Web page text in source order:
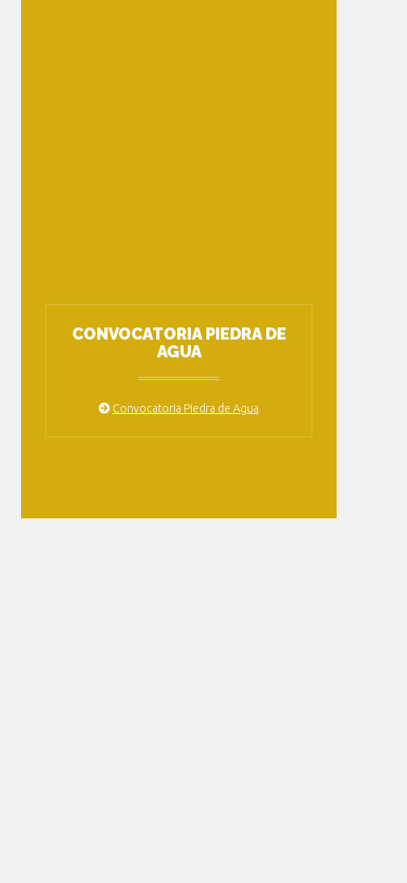
CONVOCATORIA PIEDRA DE
AGUA
Convocatoria Piedra de Agua